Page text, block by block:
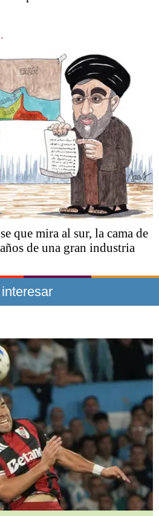
que mira al sur, la cama de
de una gran industria